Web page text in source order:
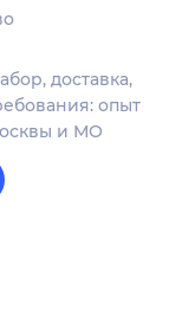
доставка,
опыт
и МО